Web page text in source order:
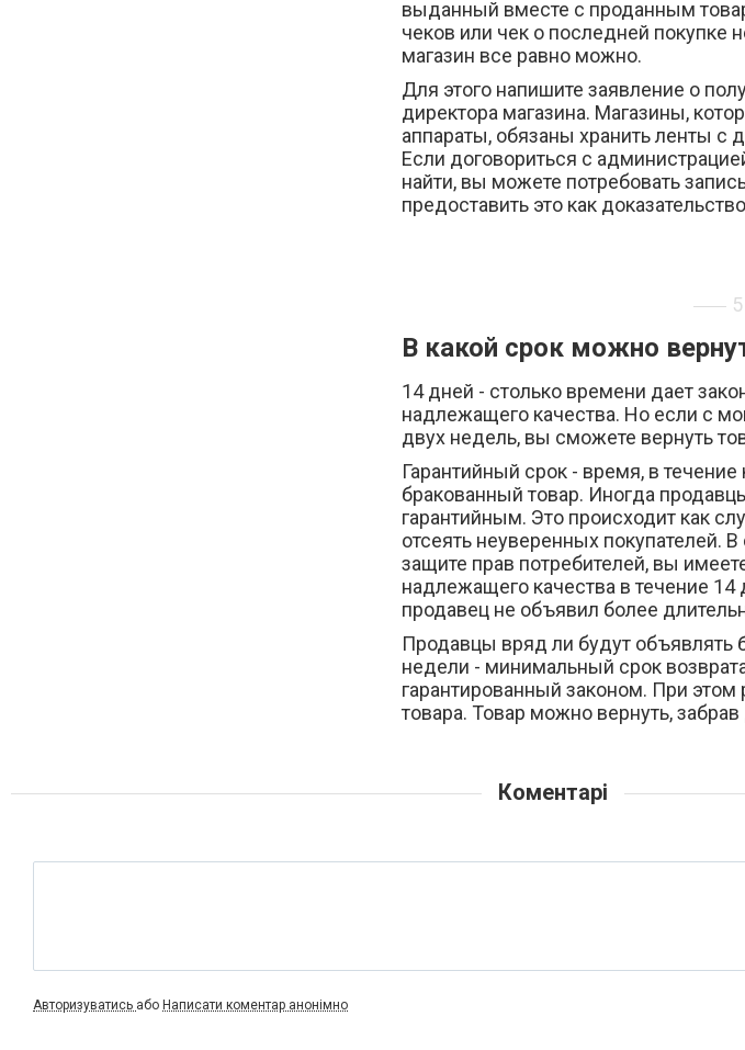
выданный вместе с проданным
чеков или чек о последней покупке
магазин все равно можно.
Для этого напишите заявление о
директора магазина. Магазины,
аппараты, обязаны хранить ленты с
Если договориться с
найти, вы можете потребовать
предоставить это как
5
В какой срок можно
14 дней - столько времени дает
надлежащего качества. Но если с
двух недель, вы сможете вернуть
Гарантийный срок - время, в
бракованный товар. Иногда
гарантийным. Это происходит как
отсеять неуверенных покупателей.
защите прав потребителей, вы
надлежащего качества в течение 14
продавец не объявил более
Продавцы вряд ли будут объявлять
недели - минимальный срок
гарантированный законом. При этом
товара. Товар можно вернуть, забрав
Коментарі
Авторизуватись або Написати коментар анонімно